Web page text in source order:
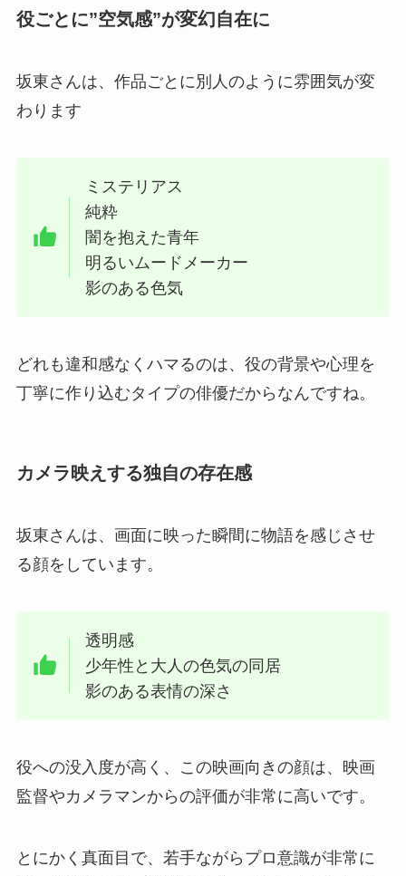
役ごとに”空気感”が変幻自在に
坂東さんは、作品ごとに別人のように雰囲気が変
わります
ミステリアス
純粋
闇を抱えた青年
明るいムードメーカー
影のある色気
どれも違和感なくハマるのは、役の背景や心理を
丁寧に作り込むタイプの俳優だからなんですね。
カメラ映えする独自の存在感
坂東さんは、画面に映った瞬間に物語を感じさせ
る顔をしています。
透明感
少年性と大人の色気の同居
影のある表情の深さ
役への没入度が高く、この映画向きの顔は、映画
監督やカメラマンからの評価が非常に高いです。
とにかく真面目で、若手ながらプロ意識が非常に